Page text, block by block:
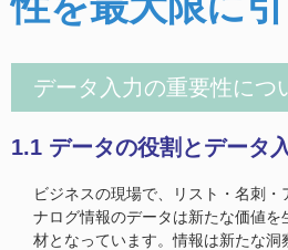
データ入力の重要性につ
1.1 データの役割とデータ
ビジネスの現場で、リスト・名刺
ナログ情報のデータは新たな価値
材となっています。情報は新たな洞